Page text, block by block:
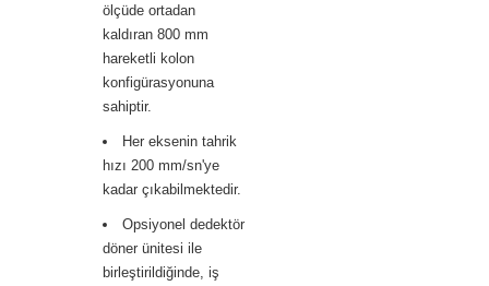
ölçüde ortadan
kaldıran 800 mm
hareketli kolon
konfigürasyonuna
sahiptir.
Her eksenin tahrik
hızı 200 mm/sn'ye
kadar çıkabilmektedir.
Opsiyonel dedektör
döner ünitesi ile
birleştirildiğinde, iş